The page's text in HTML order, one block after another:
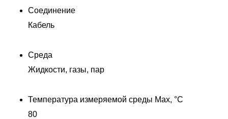
Соединение
Кабель
Среда
Жидкости, газы, пар
Температура измеряемой среды Max, °C
80